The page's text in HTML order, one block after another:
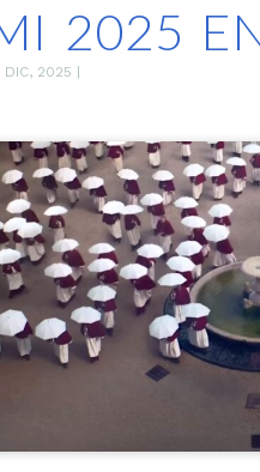
2025
DIC, 2025